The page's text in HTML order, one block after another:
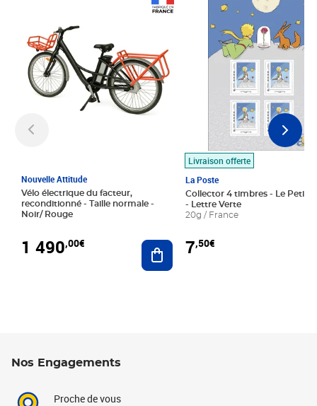
Nouvelle Attitude
Vélo électrique du facteur,
reconditionné - Taille normale -
Noir/ Rouge
1 490,00€ Ajouter au panier
Livraison offerte
La Poste
Collector 4 timbres - Le Petit
- Lettre Verte
20g / France
7,50€
Prix 7,50€
Nos Engagements
Proche de vous